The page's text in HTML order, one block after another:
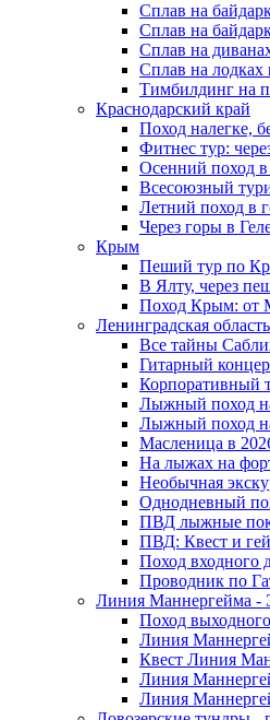
Сплав на
Сплав на
Сплав на
Сплав на лодках
Тимбилдинг на
Краснодарский край
Поход налегке,
Фитнес тур:
Осенний поход в
Всесоюзный
Летний поход в
Через горы в
Крым
Пеший тур по
В Ялту, через
Поход Крым: от
Ленинградская область
Все тайны
Гитарный
Корпоративный
Лыжный поход
Лыжный поход
Масленица в
На лыжах на
Необычная
Однодневный
ПВД лыжные
ПВД: Квест и
Поход входного
Проводник по
Линия Маннергейма -
Поход
Линия
Квест Линия
Линия
Линия